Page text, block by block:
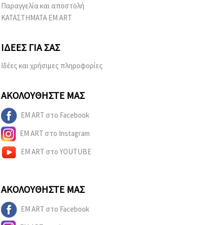
Παραγγελία και αποστολή
ΚΑΤΑΣΤΗΜΑΤΑ EM ART
ΙΔΈΕΣ ΓΙΑ ΣΑΣ
Ιδέες και χρήσιμες πληροφορίες
ΑΚΟΛΟΥΘΉΣΤΕ ΜΑΣ
EM ART στο Facebook
EM ART στο Instagram
EM ART στο YOUTUBE
ΑΚΟΛΟΥΘΉΣΤΕ ΜΑΣ
EM ART στο Facebook